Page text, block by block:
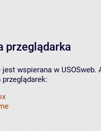
przeglądarka
jest wspierana w